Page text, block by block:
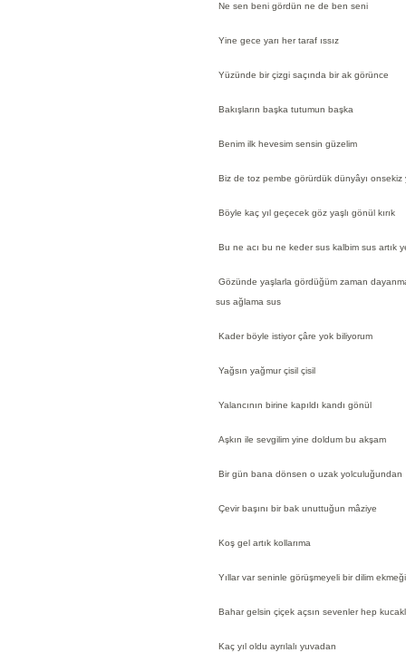
Ne sen beni gördün ne de ben seni
Yine gece yarı her taraf ıssız
Yüzünde bir çizgi saçında bir ak görünce
Bakışların başka tutumun başka
Benim ilk hevesim sensin güzelim
Biz de toz pembe görürdük dünyâyı onsekiz
Böyle kaç yıl geçecek göz yaşlı gönül kırık
Bu ne acı bu ne keder sus kalbim sus artık
Gözünde yaşlarla gördüğüm zaman
sus ağlama sus
Kader böyle istiyor çâre yok biliyorum
Yağsın yağmur çisil çisil
Yalancının birine kapıldı kandı gönül
Aşkın ile sevgilim yine doldum bu akşam
Bir gün bana dönsen o uzak yolculuğundan
Çevir başını bir bak unuttuğun mâziye
Koş gel artık kollarıma
Yıllar var seninle görüşmeyeli bir dilim
Bahar gelsin çiçek açsın sevenler hep
Kaç yıl oldu ayrılalı yuvadan